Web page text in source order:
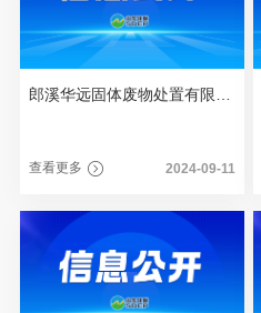
查看更多 2024-09-11